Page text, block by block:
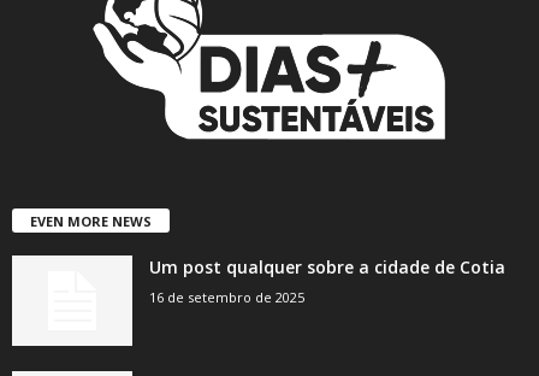
EVEN MORE NEWS
Um post qualquer sobre a cidade de Cotia
16 de setembro de 2025